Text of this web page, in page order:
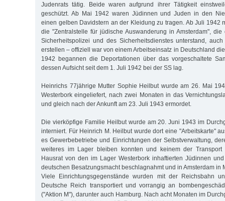
Judenrats tätig. Beide waren aufgrund ihrer Tätigkeit
geschützt. Ab Mai 1942 waren Jüdinnen und Juden in den
einen gelben Davidstern an der Kleidung zu tragen. Ab Juli 1942
die "Zentralstelle für jüdische Auswanderung in Amsterdam",
Sicherheitspolizei und des Sicherheitsdienstes unterstand,
erstellen – offiziell war von einem Arbeitseinsatz in Deutschland
1942 begannen die Deportationen über das vorgeschaltete
dessen Aufsicht seit dem 1. Juli 1942 bei der SS lag.
Heinrichs 77jährige Mutter Sophie Heilbut wurde am 26. Mai
Westerbork eingeliefert, nach zwei Monaten in das
und gleich nach der Ankunft am 23. Juli 1943 ermordet.
Die vierköpfige Familie Heilbut wurde am 20. Juni 1943 im
interniert. Für Heinrich M. Heilbut wurde dort eine "Arbeitskarte"
es Gewerbebetriebe und Einrichtungen der Selbstverwaltung,
weiteres im Lager bleiben konnten und keinem der Transport
Hausrat von den im Lager Westerbork inhaftierten Jüdinnen
deutschen Besatzungsmacht beschlagnahmt und in Amsterdam in
Viele Einrichtungsgegenstände wurden mit der Reichsbahn
Deutsche Reich transportiert und vorrangig an
("Aktion M"), darunter auch Hamburg. Nach acht Monaten im